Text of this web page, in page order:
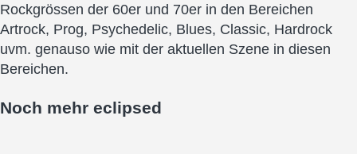
Rockgrössen der 60er und 70er in den Bereichen
Artrock, Prog, Psychedelic, Blues, Classic, Hardrock
uvm. genauso wie mit der aktuellen Szene in diesen
Bereichen.
Noch mehr eclipsed